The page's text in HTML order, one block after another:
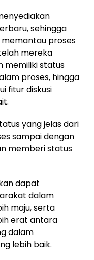
sehingga
proses
mereka
memiliki status
proses, hingga
fitur diskusi
yang jelas dari
sampai dengan
memberi status
dapat
dalam
maju, serta
erat antara
dalam
lebih baik.